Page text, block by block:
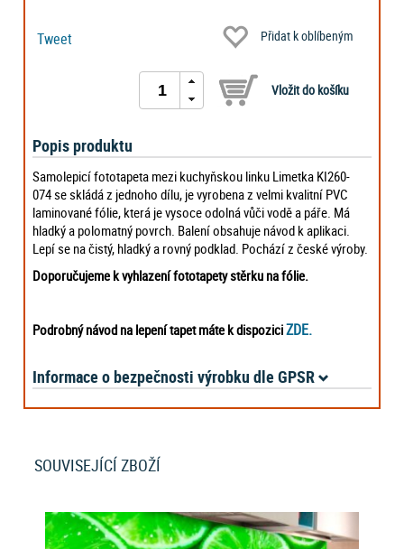
Tweet Přidat k oblíbeným
Popis produktu
Samolepicí fototapeta mezi kuchyňskou linku Limetka KI260-
074 se skládá z jednoho dílu, je vyrobena z velmi kvalitní PVC
laminované fólie, která je vysoce odolná vůči vodě a páře. Má
hladký a polomatný povrch. Balení obsahuje návod k aplikaci.
Lepí se na čistý, hladký a rovný podklad. Pochází z české výroby.
Doporučujeme k vyhlazení fototapety stěrku na fólie.
Podrobný návod na lepení tapet máte k dispoziciZDE.
Informace o bezpečnosti výrobku dle GPSR
SOUVISEJÍCÍ ZBOŽÍ